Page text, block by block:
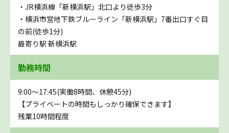
・JR横浜線「新横浜駅」北口より徒歩3分
・横浜市営地下鉄ブルーライン「新横浜駅」7番出口すぐ目
の前(徒歩1分)
最寄り駅 新横浜駅
勤務時間
9:00～17:45(実働8時間、休憩45分)
【プライベートの時間もしっかり確保できます】
残業10時間程度